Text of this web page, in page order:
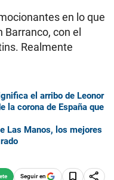
en lo que
con el
Realmente
el arribo de Leonor
la corona de España que
Las Manos, los mejores
Seguir en